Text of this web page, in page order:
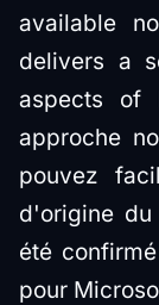
available
delivers a
aspects of
approche
pouvez
d'origine
été
pour